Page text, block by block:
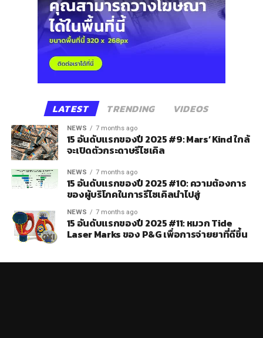
LATEST TRENDING VIDEOS
NEWS 7 months ago
15 อันดับแรกของปี 2025 #9: Mars’ Kind ใกล้
จะเปิดตัวกระดาษรีไซเคิล
NEWS 7 months ago
15 อันดับแรกของปี 2025 #10: ความต้องการ
ของผู้บริโภคในการรีไซเคิลนำไปสู่
NEWS 7 months ago
15 อันดับแรกของปี 2025 #11: หมวก Tide
Laser Marks ของ P&G เพื่อการจ่ายยาที่ดีขึ้น